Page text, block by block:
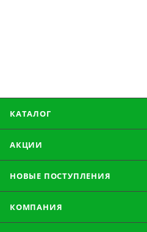
КАТАЛОГ
АКЦИИ
НОВЫЕ ПОСТУПЛЕНИЯ
КОМПАНИЯ